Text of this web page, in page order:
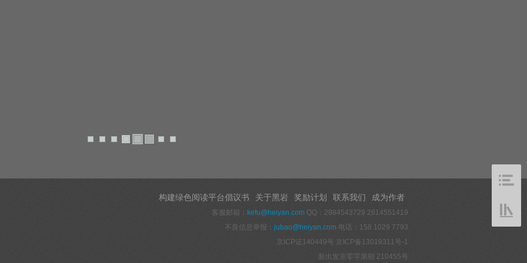
构建绿色阅读平台倡议书 关于黑岩 奖励计划 联系我们 成为作者
客服邮箱： kefu@heiyan.com QQ：2984543729 2814551419
不良信息举报： jubao@heiyan.com 电话：158 1029 7793
京ICP证140449号 京ICP备13019311号-1
新出发京零字第朝 210455号